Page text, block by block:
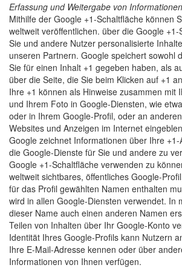
Erfassung und Weitergabe von
Mithilfe der Google +1-Schaltfläche können
weltweit veröffentlichen. über die Google
Sie und andere Nutzer personalisierte
unseren Partnern. Google speichert sowohl
Sie für einen Inhalt +1 gegeben haben, als
über die Seite, die Sie beim Klicken auf +1
Ihre +1 können als Hinweise zusammen mit
und Ihrem Foto in Google-Diensten, wie
oder in Ihrem Google-Profil, oder an
Websites und Anzeigen im Internet
Google zeichnet Informationen über Ihre
die Google-Dienste für Sie und andere zu
Google +1-Schaltfläche verwenden zu
weltweit sichtbares, öffentliches Google-
für das Profil gewählten Namen enthalten
wird in allen Google-Diensten verwendet. In
dieser Name auch einen anderen Namen
Teilen von Inhalten über Ihr Google-Konto
Identität Ihres Google-Profils kann Nutzern
Ihre E-Mail-Adresse kennen oder über
Informationen von Ihnen verfügen.